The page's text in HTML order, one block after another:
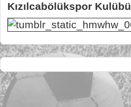
Kızılcabölükspor Kulübü